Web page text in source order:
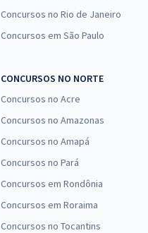
Concursos no Rio de Janeiro
Concursos em São Paulo
CONCURSOS NO NORTE
Concursos no Acre
Concursos no Amazonas
Concursos no Amapá
Concursos no Pará
Concursos em Rondônia
Concursos em Roraima
Concursos no Tocantins